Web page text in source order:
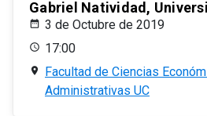
Gabriel Natividad,
3 de Octubre de 2019
17:00
Facultad de Ciencias
Administrativas UC